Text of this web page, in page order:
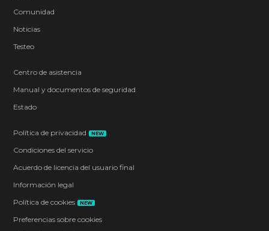
Comunidad
Noticias
Testeo
Centro de asistencia
Manual y documentos de seguridad
Estado
Política de privacidad NEW
Condiciones del servicio
Acuerdo de licencia del usuario final
Información legal
Política de cookies
NEW
Preferencias sobre cookies